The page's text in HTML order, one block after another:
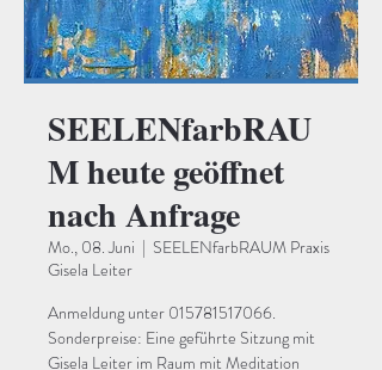
SEELENfarbRAU
M heute geöffnet
nach Anfrage
Mo., 08. Juni
  |
SEELENfarbRAUM Praxis
Gisela Leiter
Anmeldung unter 015781517066.
Sonderpreise: Eine geführte Sitzung mit
Gisela Leiter im Raum mit Meditation